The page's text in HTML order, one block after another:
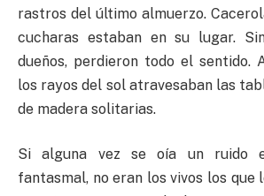
rastros del último almuerzo.
cucharas estaban en su lugar.
dueños, perdieron todo el sentido.
los rayos del sol atravesaban las
de madera solitarias.
Si alguna vez se oía un ruido
fantasmal, no eran los vivos los que